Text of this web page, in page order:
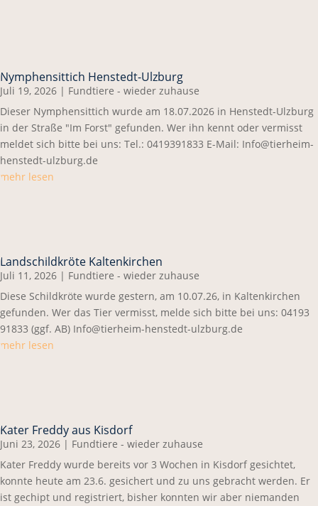
Nymphensittich Henstedt-Ulzburg
Juli 19, 2026 | Fundtiere - wieder zuhause
Dieser Nymphensittich wurde am 18.07.2026 in Henstedt-Ulzburg
in der Straße "Im Forst" gefunden. Wer ihn kennt oder vermisst
meldet sich bitte bei uns: Tel.: 0419391833 E-Mail: Info@tierheim-
henstedt-ulzburg.de
mehr lesen
Landschildkröte Kaltenkirchen
Juli 11, 2026 | Fundtiere - wieder zuhause
Diese Schildkröte wurde gestern, am 10.07.26, in Kaltenkirchen
gefunden. Wer das Tier vermisst, melde sich bitte bei uns: 04193
91833 (ggf. AB) Info@tierheim-henstedt-ulzburg.de
mehr lesen
Kater Freddy aus Kisdorf
Juni 23, 2026 | Fundtiere - wieder zuhause
Kater Freddy wurde bereits vor 3 Wochen in Kisdorf gesichtet,
konnte heute am 23.6. gesichert und zu uns gebracht werden. Er
ist gechipt und registriert, bisher konnten wir aber niemanden